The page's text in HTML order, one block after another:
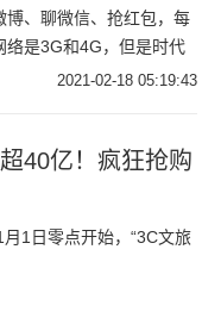
博、聊微信、抢红包，每
络是3G和4G，但是时代
待发，速度可达4G的数
2021-02-18 05:19:43
40亿！疯狂抢购
1日零点开始，“3C文旅